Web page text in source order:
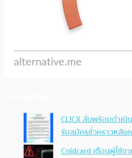
CLICX ลั่นพร้อมดำเ
รับสมัครชั่วคราวหลัง
Coldcard เตือนผู้ใช้